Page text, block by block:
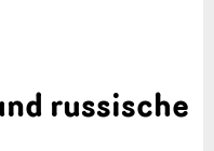
russische